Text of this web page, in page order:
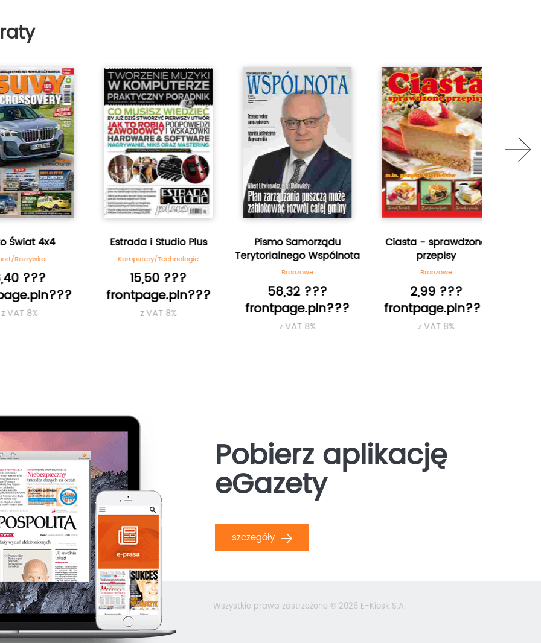
4x4
8%
Estrada i Studio Plus
Komputery/Technologie
15,50 ???
frontpage.pln???
z VAT 8%
Pismo Samorządu
Terytorialnego Wspólnota
Branżowe
58,32 ???
frontpage.pln???
z VAT 8%
Ciasta - sprawdzone
przepisy
Branżowe
2,99 ???
frontpage.pln???
z VAT 8%
next
Pobierz aplikację
eGazety
szczegóły
Wszystkie prawa zastrzeżone © 2026 E-Kiosk S.A.